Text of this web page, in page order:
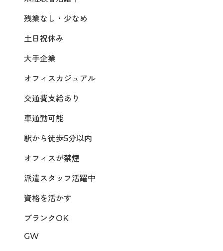
残業なし・少なめ
土日祝休み
大手企業
オフィスカジュアル
交通費支給あり
車通勤可能
駅から徒歩5分以内
オフィスが禁煙
派遣スタッフ活躍中
資格を活かす
ブランクOK
GW